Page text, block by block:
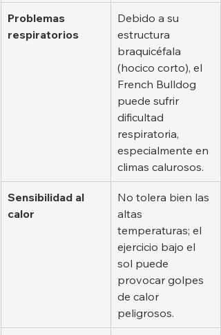
Problemas
respiratorios
Debido a su
estructura
braquicéfala
(hocico corto), el
French Bulldog
puede sufrir
dificultad
respiratoria,
especialmente en
climas calurosos.
Sensibilidad al
calor
No tolera bien las
altas
temperaturas; el
ejercicio bajo el
sol puede
provocar golpes
de calor
peligrosos.